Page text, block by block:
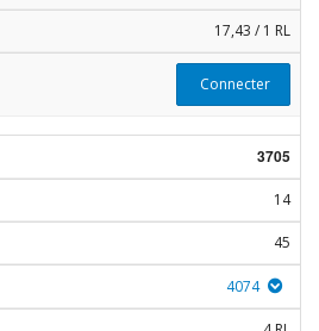
17,43 / 1 RL
Connecter
3705
14
45
4074